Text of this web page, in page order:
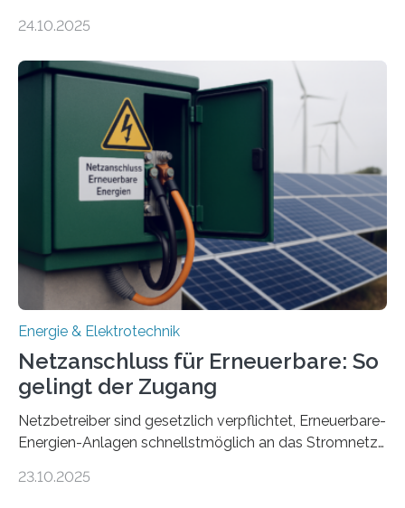
Forschungsprojekt „LAGER – Langzeitspeicherung in
Quartieren“ eingeworben. Ziel des Projekts ist die
Entwicklung, Erprobung und Demonstration von
Konzepten zur langfristigen Energiespeicherung in
sektorübergreifend vernetzten Energiesystemen. Das
Projekt startete am 15. Oktober 2025, hat eine Laufzeit
von drei Jahren und ein Gesamtvolumen von rund 2,9
Millionen Euro, wovon 2,6 Millionen Euro durch das
Ministerium für Umwelt, Klima und…
24.10.2025
Energie & Elektrotechnik
Netzanschluss für Erneuerbare: So
gelingt der Zugang
Netzbetreiber sind gesetzlich verpflichtet, Erneuerbare-
Energien-Anlagen schnellstmöglich an das Stromnetz
ermöglichen. Doch der dafür nötige Netzausbau hinkt
23.10.2025